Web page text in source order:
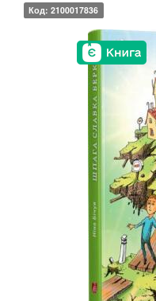
Код: 2100017836